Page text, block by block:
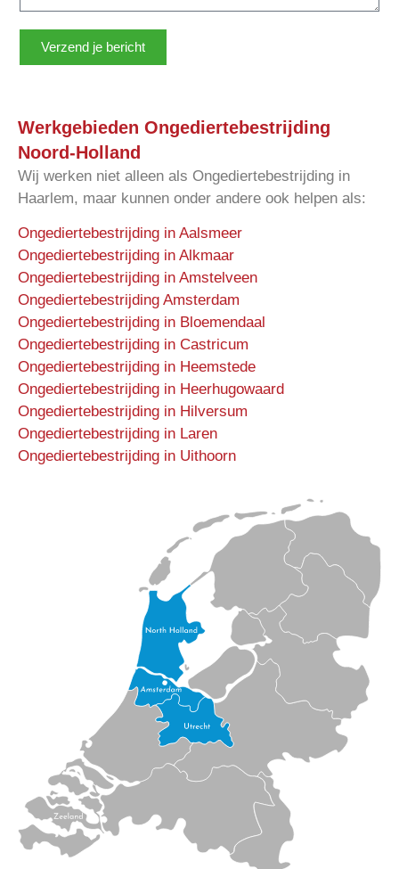
Verzend je bericht
Werkgebieden Ongediertebestrijding
Noord-Holland
Wij werken niet alleen als Ongediertebestrijding in
Haarlem, maar kunnen onder andere ook helpen als:
Ongediertebestrijding in Aalsmeer
Ongediertebestrijding in Alkmaar
Ongediertebestrijding in Amstelveen
Ongediertebestrijding Amsterdam
Ongediertebestrijding in Bloemendaal
Ongediertebestrijding in Castricum
Ongediertebestrijding in Heemstede
Ongediertebestrijding in Heerhugowaard
Ongediertebestrijding in Hilversum
Ongediertebestrijding in Laren
Ongediertebestrijding in Uithoorn